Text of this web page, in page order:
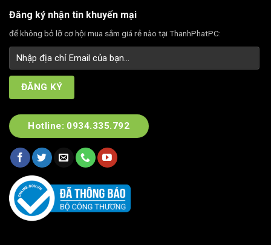
Đăng ký nhận tin khuyến mại
để không bỏ lỡ cơ hội mua sắm giá rẻ nào tại ThanhPhatPC:
Hotline: 0934.335.792